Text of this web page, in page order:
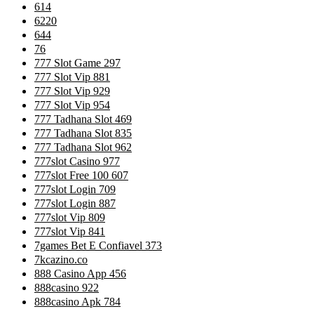
614
6220
644
76
777 Slot Game 297
777 Slot Vip 881
777 Slot Vip 929
777 Slot Vip 954
777 Tadhana Slot 469
777 Tadhana Slot 835
777 Tadhana Slot 962
777slot Casino 977
777slot Free 100 607
777slot Login 709
777slot Login 887
777slot Vip 809
777slot Vip 841
7games Bet E Confiavel 373
7kcazino.co
888 Casino App 456
888casino 922
888casino Apk 784